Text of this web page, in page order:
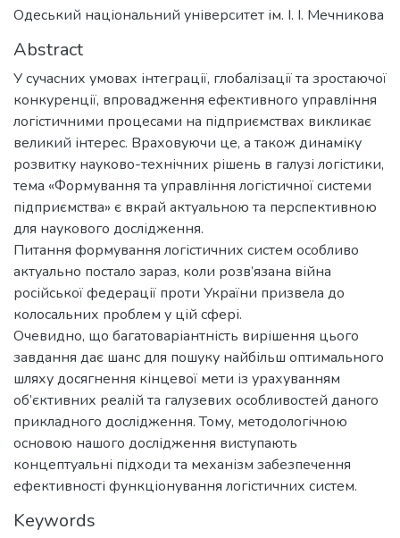
Одеський національний університет ім. І. І. Мечникова
Abstract
У сучасних умовах інтеграції, глобалізації та зростаючої
конкуренції, впровадження ефективного управління
логістичними процесами на підприємствах викликає
великий інтерес. Враховуючи це, а також динаміку
розвитку науково-технічних рішень в галузі логістики,
тема «Формування та управління логістичної системи
підприємства» є вкрай актуальною та перспективною
для наукового дослідження.
Питання формування логістичних систем особливо
актуально постало зараз, коли розв’язана війна
російської федерації проти України призвела до
колосальних проблем у цій сфері.
Очевидно, що багатоваріантність вирішення цього
завдання дає шанс для пошуку найбільш оптимального
шляху досягнення кінцевої мети із урахуванням
об’єктивних реалій та галузевих особливостей даного
прикладного дослідження. Тому, методологічною
основою нашого дослідження виступають
концептуальні підходи та механізм забезпечення
ефективності функціонування логістичних систем.
Keywords